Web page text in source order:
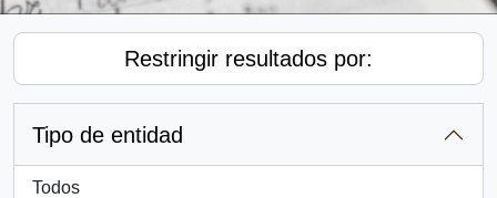
Restringir resultados por:
Tipo de entidad
Todos